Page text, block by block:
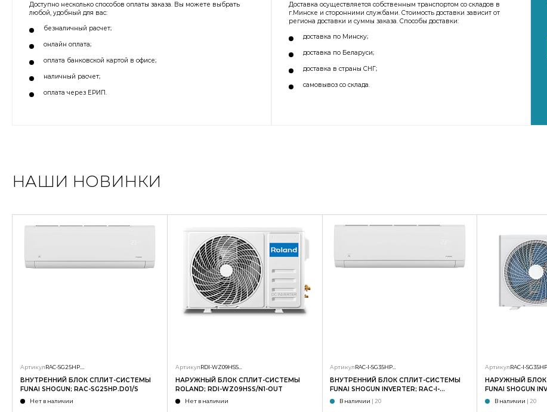
Доступно несколько способов оплаты заказа. Вы можете выбрать
любой, удобный для вас:
безналичный расчет;
онлайн оплата;
оплата банковской картой в офисе;
наличный расчет;
оплата через ЕРИП.
Доставка осуществляется собственным транспортом со складов в
г.Минске и сторонними службами. Стоимость доставки зависит от
региона доставки и суммы заказа. Способы доставки:
доставка по Минску;
доставка по Беларуси;
доставка в страны СНГ;
самовывоз со склада.
НАШИ НОВИНКИ
Артикул
ВНУТРЕННИЙ БЛОК СПЛИТ-СИСТЕМЫ
FUNAI SHOGUN; RAC-SG25HP.D01/S
Нет в наличии
Артикул RDI-WZ09HSS/N1-OUT
НАРУЖНЫЙ БЛОК СПЛИТ-СИСТЕМЫ
ROLAND; RDI-WZ09HSS/N1-OUT
Нет в наличии
Артикул
ВНУТРЕННИЙ БЛОК СПЛИТ-СИСТЕМЫ
FUNAI SHOGUN INVERTER; RAC-I-
SG35HP.D02/S
В наличии | 20
Артикул
НАРУЖНЫЙ
FUNAI SHOGUN
SG35HP.D02/U
В наличии | 20